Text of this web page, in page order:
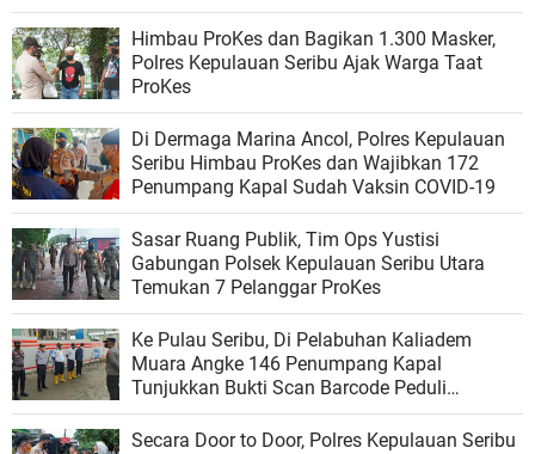
Himbau ProKes dan Bagikan 1.300 Masker,
Polres Kepulauan Seribu Ajak Warga Taat
ProKes
Di Dermaga Marina Ancol, Polres Kepulauan
Seribu Himbau ProKes dan Wajibkan 172
Penumpang Kapal Sudah Vaksin COVID-19
Sasar Ruang Publik, Tim Ops Yustisi
Gabungan Polsek Kepulauan Seribu Utara
Temukan 7 Pelanggar ProKes
Ke Pulau Seribu, Di Pelabuhan Kaliadem
Muara Angke 146 Penumpang Kapal
Tunjukkan Bukti Scan Barcode Peduli
Lindungi
Secara Door to Door, Polres Kepulauan Seribu